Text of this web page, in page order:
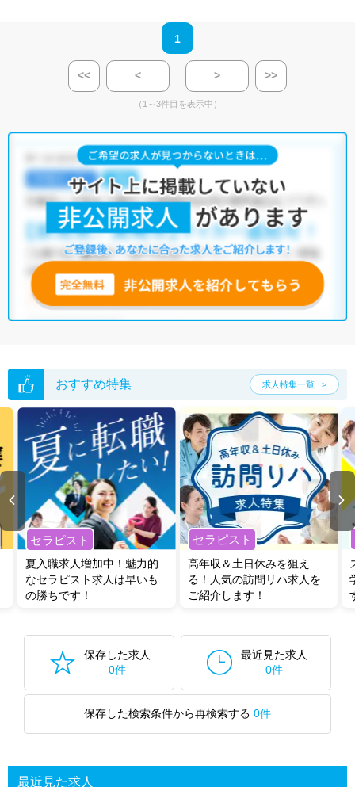
1
<< < > >>
（1～3件目を表示中）
おすすめ特集 求人特集一覧
セラピスト
夏入職求人増加中！魅力的
なセラピスト求人は早いも
の勝ちです！
セラピスト
高年収＆土日休みを狙え
る！人気の訪問リハ求人を
ご紹介します！
保存した求人
0件
最近見た求人
0件
保存した検索条件から再検索する 0件
最近見た求人